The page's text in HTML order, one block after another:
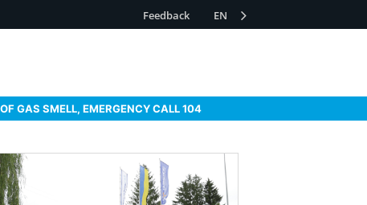
Feedback EN
GAS SMELL, EMERGENCY CALL 104